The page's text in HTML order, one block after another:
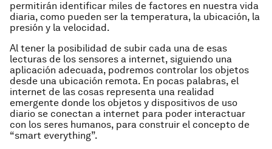
permitirán identificar miles de factores en nuestra vida
diaria, como pueden ser la temperatura, la ubicación, la
presión y la velocidad.
Al tener la posibilidad de subir cada una de esas
lecturas de los sensores a internet, siguiendo una
aplicación adecuada, podremos controlar los objetos
desde una ubicación remota. En pocas palabras, el
internet de las cosas representa una realidad
emergente donde los objetos y dispositivos de uso
diario se conectan a internet para poder interactuar
con los seres humanos, para construir el concepto de
“smart everything”.